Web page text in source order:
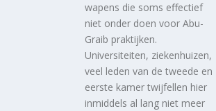
wapens die soms effectief
niet onder doen voor Abu-
Graib praktijken.
Universiteiten, ziekenhuizen,
veel leden van de tweede en
eerste kamer twijfellen hier
inmiddels al lang niet meer